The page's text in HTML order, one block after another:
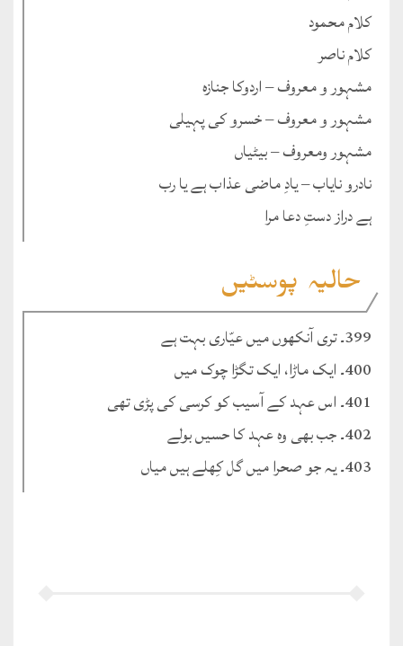
کلام محمود
کلام ناصر
مشہور و معروف – اردوکا جنازہ
مشہور و معروف – خسرو کی پہیلی
مشہور ومعروف – بیٹیاں
نادرو نایاب – یادِ ماضی عذاب ہے یا رب
ہے دراز دستِ دعا مرا
حالیہ پوسٹیں
399۔ تری آنکھوں میں عیّاری بہت ہے
400۔ ایک ماڑا، ایک تگڑا چوک میں
401۔ اس عہد کے آسیب کو کرسی کی پڑی تھی
402۔ جب بھی وہ عہد کا حسیں بولے
403۔ یہ جو صحرا میں گل کِھلے ہیں میاں